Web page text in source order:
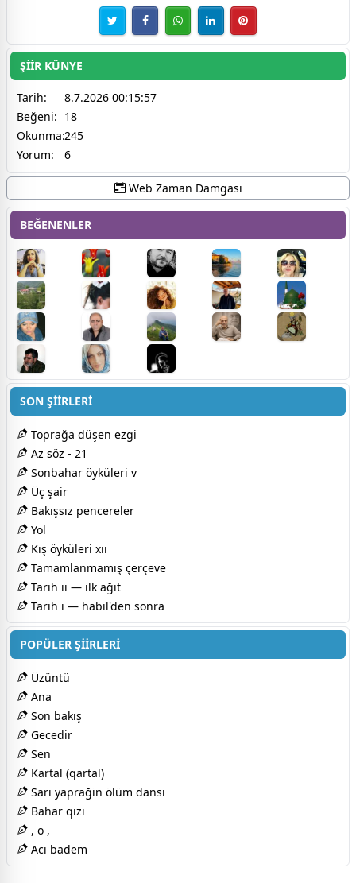
ŞİİR KÜNYE
Tarih:
8.7.2026 00:15:57
Beğeni: 18
Okunma:245
Yorum:
6
Web Zaman Damgası
BEĞENENLER
SON ŞİİRLERİ
Toprağa düşen ezgi
Az söz - 21
Sonbahar öyküleri v
Üç şair
Bakışsız pencereler
Yol
Kış öyküleri xıı
Tamamlanmamış çerçeve
Tarih ıı — ilk ağıt
Tarih ı — habil'den sonra
POPÜLER ŞİİRLERİ
Üzüntü
Ana
Son bakış
Gecedir
Sen
Kartal (qartal)
Sarı yaprağin ölüm dansı
Bahar qızı
, o ,
Acı badem